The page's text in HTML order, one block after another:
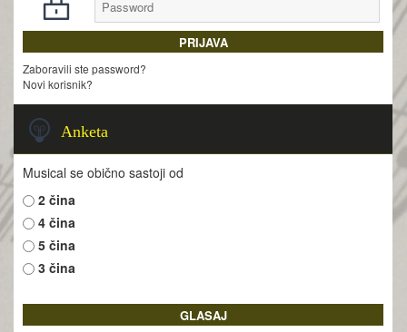
Zaboravili ste password?
Novi korisnik?
Anketa
Musical se obično sastoji od
2 čina
4 čina
5 čina
3 čina